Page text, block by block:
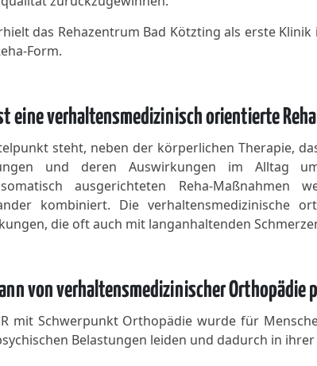
das Rehazentrum Bad Kötzting als erste
Form.
eine verhaltensmedizinisch orientierte
steht, neben der körperlichen Therapie,
und deren Auswirkungen im Alltag
ausgerichteten Reha-Maßnahmen
kombiniert. Die verhaltensmedizinische
die oft auch mit langanhaltenden
von verhaltensmedizinischer Orthopädie
mit Schwerpunkt Orthopädie wurde für
Belastungen leiden und dadurch in